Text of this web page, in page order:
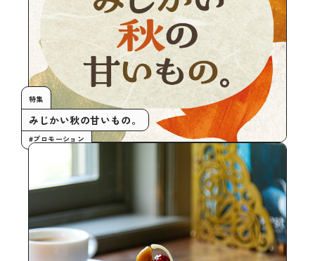
特集
みじかい秋の甘いもの。
#プロモーション